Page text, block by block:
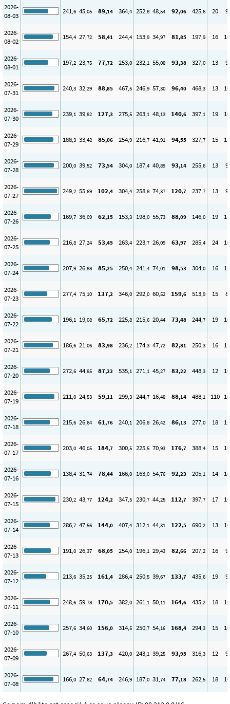
2026-
08-03
241,6 45,05 89,14 364,4 252,8 48,54 92,06 425,6 20 9
2026-
08-02
154,4 27,72 58,41 244,4 153,9 34,97 81,85 197,9 16 10
2026-
08-01
197,2 23,75 77,72 253,0 232,1 55,08 93,38 327,0 13 9
2026-
07-31
240,3 32,29 88,85 467,5 246,9 57,30 96,40 468,3 13 10
2026-
07-30
239,1 39,82 127,3 275,5 263,1 48,13 140,6 397,1 19 10
2026-
07-29
188,3 33,48 85,06 254,9 216,7 41,91 94,55 327,7 15 11
2026-
07-28
200,0 39,52 73,54 304,0 187,4 40,89 93,14 255,6 13 9
2026-
07-27
249,2 55,69 102,4 304,4 258,8 74,37 120,7 237,7 13 9
2026-
07-26
169,7 36,09 62,15 153,3 198,0 55,73 88,09 146,0 19 11
2026-
07-25
216,8 27,24 53,45 263,4 223,7 26,09 63,97 285,4 24 10
2026-
07-24
207,9 26,88 85,25 250,4 241,4 74,01 98,53 304,0 16 11
2026-
07-23
277,4 75,10 137,2 346,0 292,0 60,52 159,6 513,9 15 8
2026-
07-22
196,1 19,08 65,72 225,8 215,6 20,44 73,48 244,7 19 10
2026-
07-21
186,6 21,06 83,98 236,2 174,3 47,72 82,81 250,3 16 11
2026-
07-20
272,6 44,85 87,22 535,1 271,1 45,27 83,22 448,3 12 10
2026-
07-19
211,0 24,53 59,11 299,3 244,7 16,48 88,14 488,1 110 10
2026-
07-18
215,6 26,64 61,76 240,1 206,8 26,42 86,13 277,0 18 11
2026-
07-17
203,0 46,05 184,7 300,5 225,5 70,93 176,7 388,4 15 10
2026-
07-16
138,4 31,74 78,44 166,0 163,0 54,76 92,23 205,1 14 10
2026-
07-15
230,2 43,77 124,2 347,5 230,7 44,25 112,7 397,7 17 10
2026-
07-14
286,7 47,56 144,0 407,4 312,1 44,31 122,5 690,2 13 10
2026-
07-13
191,0 26,37 68,05 254,0 196,1 29,43 82,66 207,2 16 9
2026-
07-12
213,6 35,25 161,4 286,4 250,5 39,67 133,7 435,6 19 9
2026-
07-11
248,6 59,78 170,5 382,0 261,1 50,11 164,6 435,2 18 10
2026-
07-10
257,6 34,60 156,0 314,5 250,7 54,16 168,4 294,3 15 10
2026-
07-09
267,4 50,63 137,3 420,0 243,1 39,25 93,95 316,3 12 9
2026-
07-08
166,0 27,62 64,74 246,9 187,0 31,74 77,18 262,5 18 10